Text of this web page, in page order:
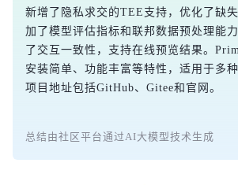
新增了隐私求交的TEE支持，优化了缺
加了模型评估指标和联邦数据预处理能
了交互一致性，支持在线预览结果。
安装简单、功能丰富等特性，适用于多
项目地址包括GitHub、Gitee和官网。
总结由社区平台通过AI大模型技术生成